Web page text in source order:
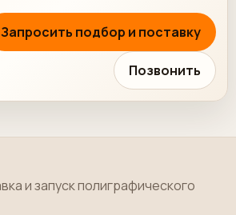
Запросить подбор и поставку
Позвонить
и запуск полиграфического